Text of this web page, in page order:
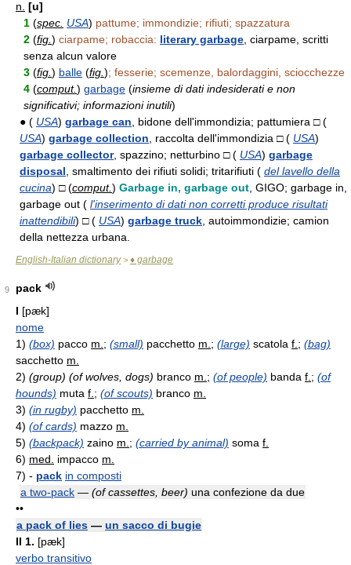
n. [u]
1 (spec. USA) pattume; immondizie; rifiuti; spazzatura
2 (fig. ) ciarpame; robaccia: literary garbage , ciarpame, scritti
senza alcun valore
3 (fig. ) balle (fig. ); fesserie; scemenze, balordaggini, sciocchezze
4 (comput.) garbage (insieme di dati indesiderati e non
significativi; informazioni inutili)
● ( USA) garbage can , bidone dell'immondizia; pattumiera □ (
USA) garbage collection , raccolta dell'immondizia □ ( USA)
garbage collector, spazzino; netturbino □ ( USA) garbage
disposal , smaltimento dei rifiuti solidi; tritarifiuti ( del lavello della
cucina) □ (comput.) Garbage in, garbage out , GIGO; garbage in,
garbage out ( l'inserimento di dati non corretti produce risultati
inattendibili) □ ( USA) garbage truck , autoimmondizie; camion
della nettezza urbana.
English-Italian dictionary> ♦ garbage
9
pack
I [pæk]
nome
1) (box) pacco m. ; (small) pacchetto m. ; (large) scatola f. ; (bag)
sacchetto m.
2) (group) (of wolves, dogs) branco m. ; (of people) banda f. ; (of
hounds) muta f. ; (of scouts) branco m.
3) (in rugby) pacchetto m.
4) (of cards) mazzo m.
5) (backpack) zaino m. ; (carried by animal) soma f.
6) med. impacco m.
7) - pack in composti
a two-pack — (of cassettes, beer) una confezione da due
••
a pack of lies — un sacco di bugie
II 1. [pæk]
verbo transitivo